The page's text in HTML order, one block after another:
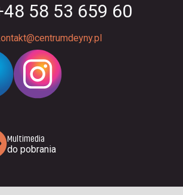
58 53 659 60
Multimedia
do pobrania